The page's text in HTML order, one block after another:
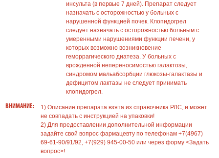
инсульта (в первые 7 дней). Препарат следует
назначать с осторожностью у больных с
нарушенной функцией почек. Клопидогрел
следует назначать с осторожностью больным с
умеренными нарушениями функции печени, у
которых возможно возникновение
геморрагического диатеза. У больных с
врожденной непереносимостью галактозы,
синдромом мальабсорбции глюкозы-галактазы и
дефицитом лактазы не следует принимать
клопидогрел.
ВНИМАНИЕ:
1) Описание препарата взята из справочника РЛС, и может
не совпадать с инструкцией на упаковки!
2) Для предоставлении дополнительной информации
задайте свой вопрос фармацевту по телефонам +7(4967)
69-61-90/91/92, +7(929) 945-00-50 или через форму <Задать
вопрос>!